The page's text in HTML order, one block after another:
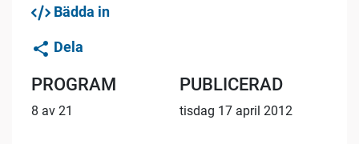
Bädda in
Dela
PROGRAM
8 av 21
PUBLICERAD
tisdag 17 april 2012